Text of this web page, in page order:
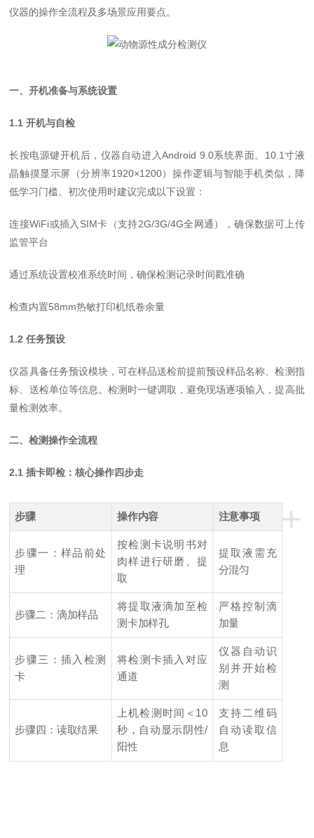
仪器的操作全流程及多场景应用要点。
一、开机准备与系统设置
1.1 开机与自检
长按电源键开机后，仪器自动进入Android 9.0系统界面。10.1寸液
晶触摸显示屏（分辨率1920×1200）操作逻辑与智能手机类似，降
低学习门槛。初次使用时建议完成以下设置：
连接WiFi或插入SIM卡（支持2G/3G/4G全网通），确保数据可上传
监管平台
通过系统设置校准系统时间，确保检测记录时间戳准确
检查内置58mm热敏打印机纸卷余量
1.2 任务预设
仪器具备任务预设模块，可在样品送检前提前预设样品名称、检测指
标、送检单位等信息。检测时一键调取，避免现场逐项输入，提高批
量检测效率。
二、检测操作全流程
2.1 插卡即检：核心操作四步走
+
步骤 操作内容 注意事项
步骤一：样品前处
理
按检测卡说明书对
肉样进行研磨、提
取
提取液需充
分混匀
步骤二：滴加样品
将提取液滴加至检
测卡加样孔
严格控制滴
加量
步骤三：插入检测
卡
将检测卡插入对应
通道
仪器自动识
别并开始检
测
步骤四：读取结果
上机检测时间＜10
秒，自动显示阴性/
阳性
支持二维码
自动读取信
息